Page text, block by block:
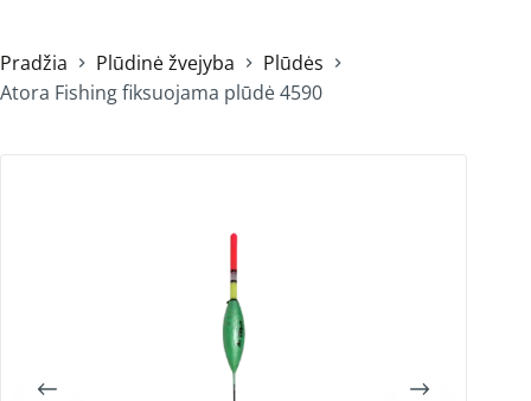
Pradžia Plūdinė žvejyba
Plūdės
Atora Fishing fiksuojama plūdė 4590